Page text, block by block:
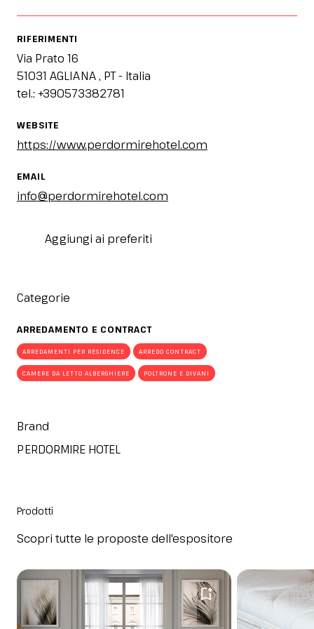
RIFERIMENTI
Via Prato 16
51031 AGLIANA , PT - Italia
tel.: +390573382781
WEBSITE
https://www.perdormirehotel.com
EMAIL
info@perdormirehotel.com
Aggiungi ai preferiti
Categorie
ARREDAMENTO E CONTRACT
ARREDAMENTI PER RESIDENCE ARREDO CONTRACT
CAMERE DA LETTO ALBERGHIERE POLTRONE E DIVANI
Brand
PERDORMIRE HOTEL
Prodotti
Scopri tutte le proposte dell'espositore
bookmark_add